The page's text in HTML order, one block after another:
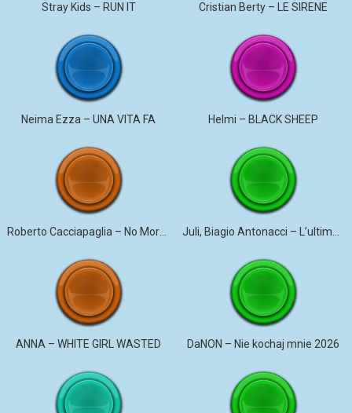
Stray Kids – RUN IT Cristian Berty – LE SIRENE
Neima Ezza – UNA VITA FA Helmi – BLACK SHEEP
Roberto Cacciapaglia – No More Violence
ANNA – WHITE GIRL WASTED DaNON – Nie kochaj mnie 2026